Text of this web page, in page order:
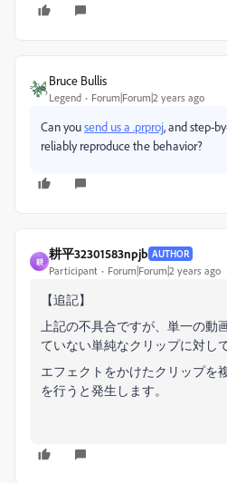
Bruce Bullis
Legend Forum|Forum|2 years ago
Can yousend us a .prproj, and step-
reliably reproduce the behavior?
耕
耕平32301583npjb AUTHOR
Participant Forum|Forum|2 years ago
【追記】
上記の不具合ですが、単一の動
ていない単純なクリップに対し
エフェクトをかけたクリップを
を行うと発生します。